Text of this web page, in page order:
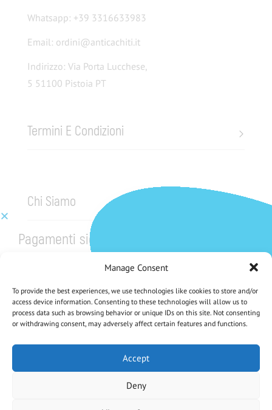
Manage Consent
To provide the best experiences, we use technologies like cookies to store and/or
access device information. Consenting to these technologies will allow us to
process data such as browsing behavior or unique IDs on this site. Not consenting
or withdrawing consent, may adversely affect certain features and functions.
Accept
Deny
Whatsapp: +39 3316633983
Email: ordini@anticachiti.it
Indirizzo: Via Porta Lucchese,
5 51100 Pistoia PT
Termini E Condizioni
Chi Siamo
Pagamenti sicuri
CHE NE DICI DI UNO SCONTO DEL 5%?
Iscriviti Alla Nostra Newsletter